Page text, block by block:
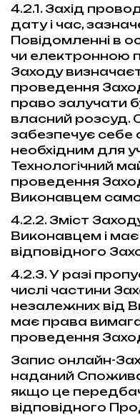
4.2.1. Захід
дату і час,
Повідомленні в
чи електронною
Заходу
проведення
право залучати
власний розсуд.
забезпечує
необхідним для
Технологічний
проведення
Виконавцем
4.2.2. Зміст
Виконавцем і
відповідного
4.2.3. У разі
числі частини
незалежних від
має права
проведення
Запис онлайн-
наданий
якщо це
відповідного